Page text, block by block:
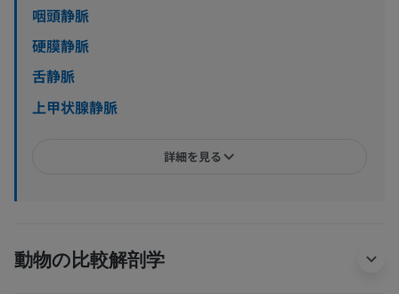
咽頭静脈
硬膜静脈
舌静脈
上甲状腺静脈
詳細を見る
動物の比較解剖学